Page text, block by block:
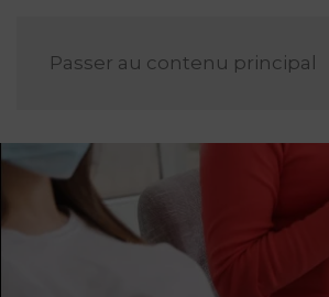
Passer au contenu principal